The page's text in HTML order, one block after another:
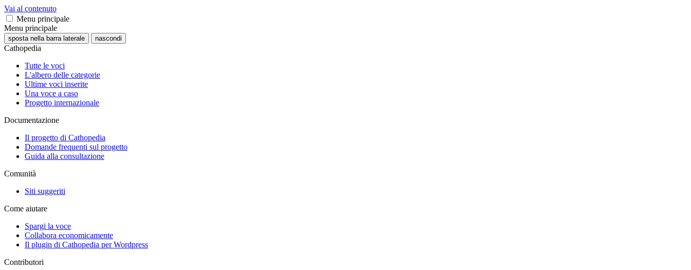
Vai al contenuto
Menu principale
Menu principale
sposta nella barra laterale nascondi
Cathopedia
Tutte le voci
L'albero delle categorie
Ultime voci inserite
Una voce a caso
Progetto internazionale
Documentazione
Il progetto di Cathopedia
Domande frequenti sul progetto
Guida alla consultazione
Comunità
Siti suggeriti
Come aiutare
Spargi la voce
Collabora economicamente
Il plugin di Cathopedia per Wordpress
Contributori